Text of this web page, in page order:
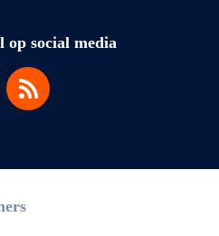
op social media